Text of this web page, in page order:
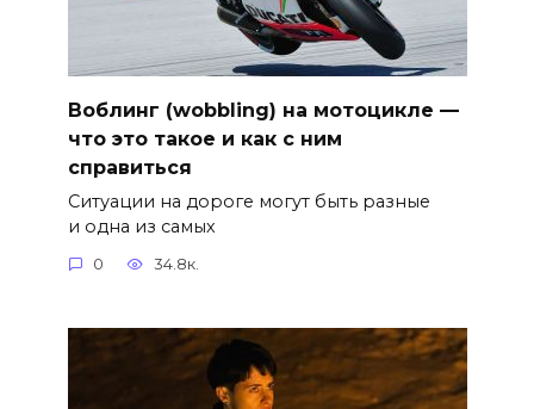
Воблинг (wobbling) на мотоцикле —
что это такое и как с ним
справиться
Ситуации на дороге могут быть разные
и одна из самых
0 34.8к.